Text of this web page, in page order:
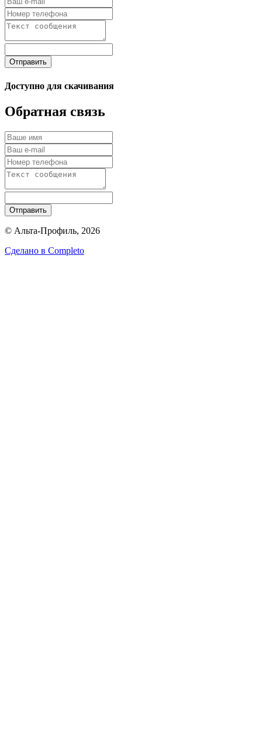
Отправить
Доступно для скачивания
Обратная связь
Отправить
© Альта-Профиль, 2026
Сделано в Completo